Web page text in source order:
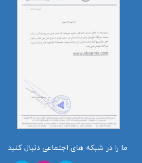
ما را در شبکه های اجتماعی دنبال کنید